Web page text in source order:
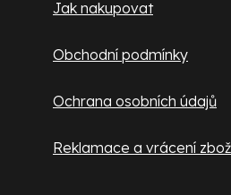
Jak nakupovat
Obchodní podmínky
Ochrana osobních údajů
Reklamace a vrácení